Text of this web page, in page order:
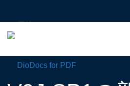
目次
DioDocs for PDF